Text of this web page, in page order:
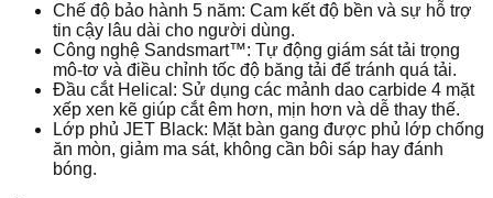
Chế độ bảo hành 5 năm: Cam kết độ bền và sự hỗ trợ
tin cậy lâu dài cho người dùng.
Công nghệ Sandsmart™: Tự động giám sát tải trọng
mô-tơ và điều chỉnh tốc độ băng tải để tránh quá tải.
Đầu cắt Helical: Sử dụng các mảnh dao carbide 4 mặt
xếp xen kẽ giúp cắt êm hơn, mịn hơn và dễ thay thế.
Lớp phủ JET Black: Mặt bàn gang được phủ lớp chống
ăn mòn, giảm ma sát, không cần bôi sáp hay đánh
bóng.